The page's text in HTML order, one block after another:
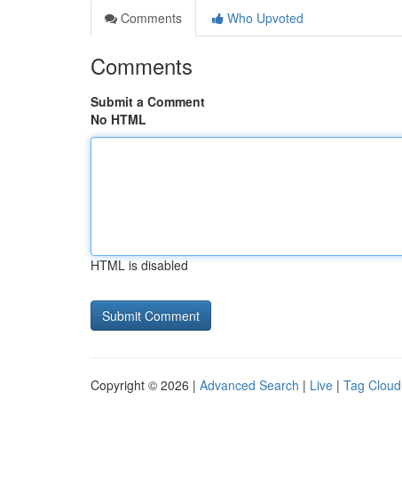
Comments
Who Upvoted
Comments
Submit a Comment
No HTML
HTML is disabled
Copyright © 2026 | Advanced Search | Live | Tag Cloud